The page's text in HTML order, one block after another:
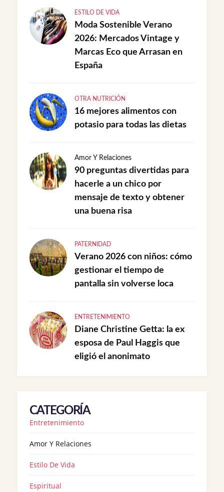
ESTILO DE VIDA
Moda Sostenible Verano
2026: Mercados Vintage y
Marcas Eco que Arrasan en
España
OTRA NUTRICIÓN
16 mejores alimentos con
potasio para todas las dietas
Amor Y Relaciones
90 preguntas divertidas para
hacerle a un chico por
mensaje de texto y obtener
una buena risa
PATERNIDAD
Verano 2026 con niños: cómo
gestionar el tiempo de
pantalla sin volverse loca
ENTRETENIMIENTO
Diane Christine Getta: la ex
esposa de Paul Haggis que
eligió el anonimato
CATEGORÍA
Entretenimiento
Amor Y Relaciones
Estilo De Vida
Espiritual